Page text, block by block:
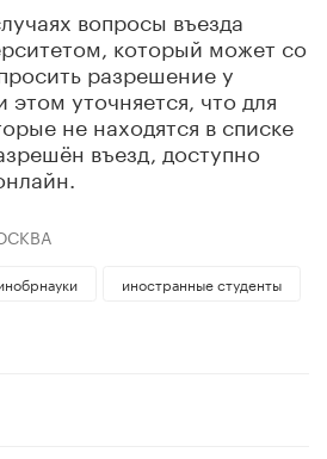
вопросы въезда
который может со
разрешение у
уточняется, что для
не находятся в списке
въезд, доступно
иностранные студенты